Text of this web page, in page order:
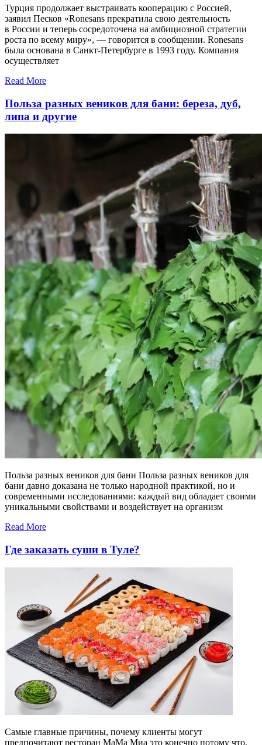
Турция продолжает выстраивать кооперацию с Россией,
заявил Песков «Ronesans прекратила свою деятельность
в России и теперь сосредоточена на амбициозной стратегии
роста по всему миру», — говорится в сообщении. Ronesans
была основана в Санкт-Петербурге в 1993 году. Компания
осуществляет
Read More
Польза разных веников для бани: береза, дуб,
липа и другие
Польза разных веников для бани Польза разных веников для
бани давно доказана не только народной практикой, но и
современными исследованиями: каждый вид обладает своими
уникальными свойствами и воздействует на организм
Read More
Где заказать суши в Туле?
Самые главные причины, почему клиенты могут
предпочитают ресторан МаМа Миа это конечно потому что,